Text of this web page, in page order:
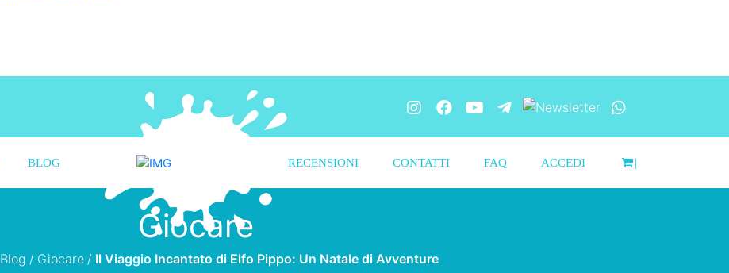
BLOG RECENSIONI CONTATTI FAQ ACCEDI |
Giocare
Blog / Giocare / Il Viaggio Incantato di Elfo Pippo: Un Natale di Avventure